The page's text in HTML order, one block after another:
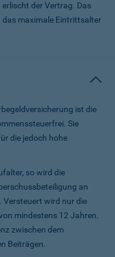
der Vertrag. Das
maximale Eintrittsalter
ist die
Sie
die jedoch hohe
so wird die
an
Versteuert wird nur die
mindestens 12 Jahren.
zwischen dem
Beiträgen.